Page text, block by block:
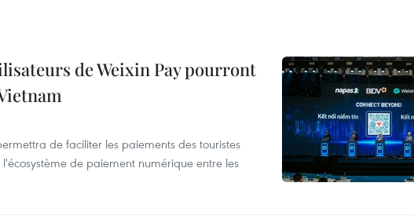
de Weixin Pay pourront
de faciliter les paiements des touristes
de paiement numérique entre les